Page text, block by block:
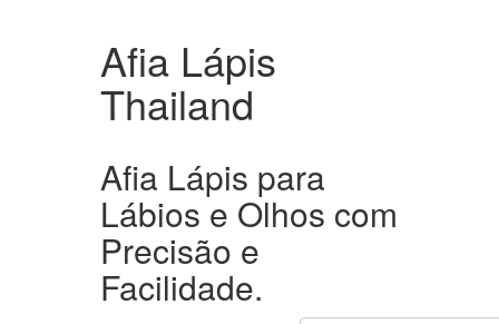
Afia Lápis
Thailand
Afia Lápis para
Lábios e Olhos com
Precisão e
Facilidade.